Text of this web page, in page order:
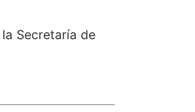
Secretaría de